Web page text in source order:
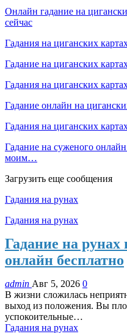
Онлайн гадание на
сейчас
Гадания на циганских
Гадание на циганских
Гадания на циганских
Гадание онлайн на
Гадания на циганских
Гадание на суженого
моим…
Загрузить еще сообщения
Гадания на рунах
Гадания на рунах
Гадание на
онлайн бесплатно
admin Авг 5, 2026 0
В жизни сложилась
выход из положения. Вы
успокоительные…
Гадания на рунах